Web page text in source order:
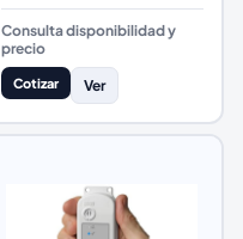
Consulta disponibilidad y
precio
Cotizar Ver